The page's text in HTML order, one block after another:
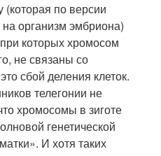
по версии
организм эмбриона)
которых хромосом
не связаны со
сбой деления клеток.
телегонии не
хромосомы в зиготе
генетической
И хотя таких